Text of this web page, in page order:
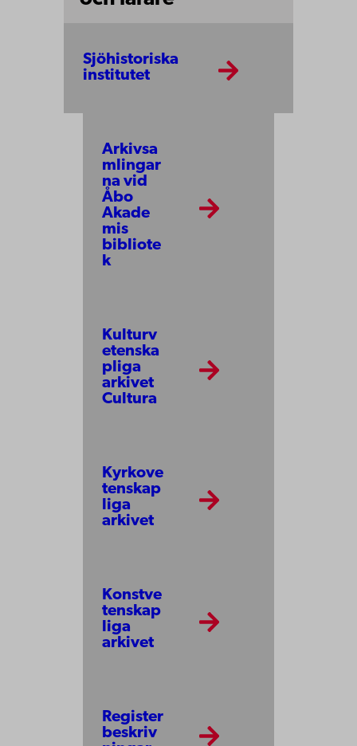
Sjöhistoriska
institutet
Arkivsa
mlingar
na vid
Åbo
Akade
mis
bibliote
k
Kulturv
etenska
pliga
arkivet
Cultura
Kyrkove
tenskap
liga
arkivet
Konstve
tenskap
liga
arkivet
Register
beskriv